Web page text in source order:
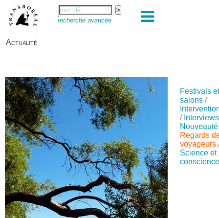
recherche avancée
Actualité
Festivals
salons /
/ Interviews
Nouveauté
Regards
voyageurs
Science et